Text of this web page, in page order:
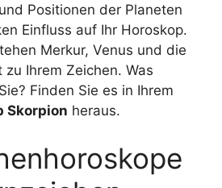
Positionen der Planeten
Einfluss auf Ihr Horoskop.
Merkur, Venus und die
zu Ihrem Zeichen. Was
Finden Sie es in Ihrem
Skorpion heraus.